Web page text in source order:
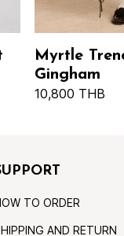
Myrtle
Gingham
10,800 THB
TO ORDER
AND RETURN